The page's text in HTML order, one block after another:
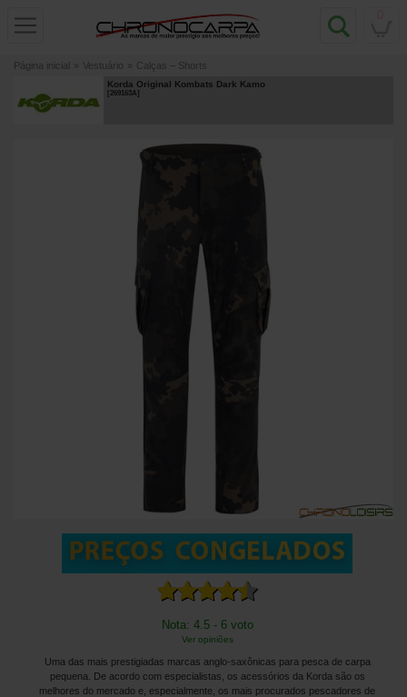
Página inicial » Vestuário » Calças – Shorts
Korda Original Kombats Dark Kamo
[269163A]
Nota: 4.5 - 6 voto
Ver opiniões
Uma das mais prestigiadas marcas anglo-saxônicas para pesca de carpa
pequena. De acordo com especialistas, os acessórios da Korda são os
melhores do mercado e, especialmente, os mais procurados pescadores de